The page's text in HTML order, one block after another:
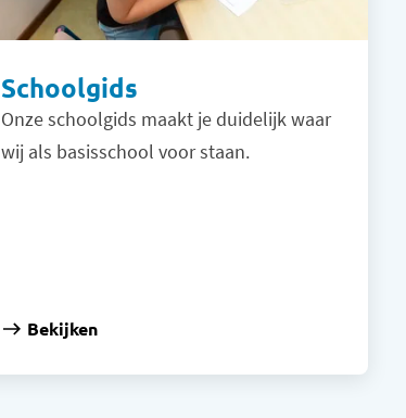
Schoolgids
Onze schoolgids maakt je duidelijk waar
wij als basisschool voor staan.
Bekijken